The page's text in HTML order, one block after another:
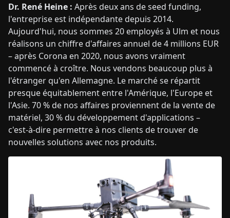
Dr. René Heine : Après deux ans de seed funding,
l'entreprise est indépendante depuis 2014.
Aujourd'hui, nous sommes 20 employés à Ulm et nous
réalisons un chiffre d'affaires annuel de 4 millions EUR
– après Corona en 2020, nous avons vraiment
commencé à croître. Nous vendons beaucoup plus à
l'étranger qu'en Allemagne. Le marché se répartit
presque équitablement entre l'Amérique, l'Europe et
l'Asie. 70 % de nos affaires proviennent de la vente de
matériel, 30 % du développement d'applications –
c'est-à-dire permettre à nos clients de trouver de
nouvelles solutions avec nos produits.